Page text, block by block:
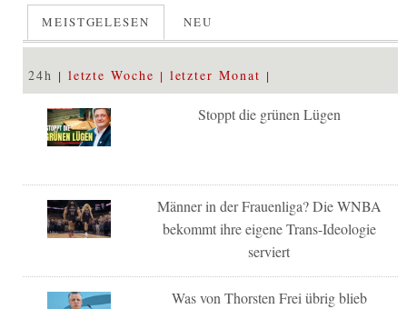
MEISTGELESEN NEU
24h letzte Woche letzter Monat
Stoppt die grünen Lügen
Männer in der Frauenliga? Die WNBA
bekommt ihre eigene Trans-Ideologie
serviert
Was von Thorsten Frei übrig blieb